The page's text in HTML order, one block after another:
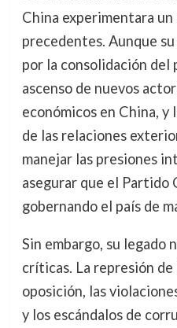
China experimentara
precedentes. Aunque
por la consolidación del
ascenso de nuevos
económicos en China,
de las relaciones
manejar las presiones
asegurar que el Partido
gobernando el país de
Sin embargo, su legado
críticas. La represión
oposición, las
y los escándalos de